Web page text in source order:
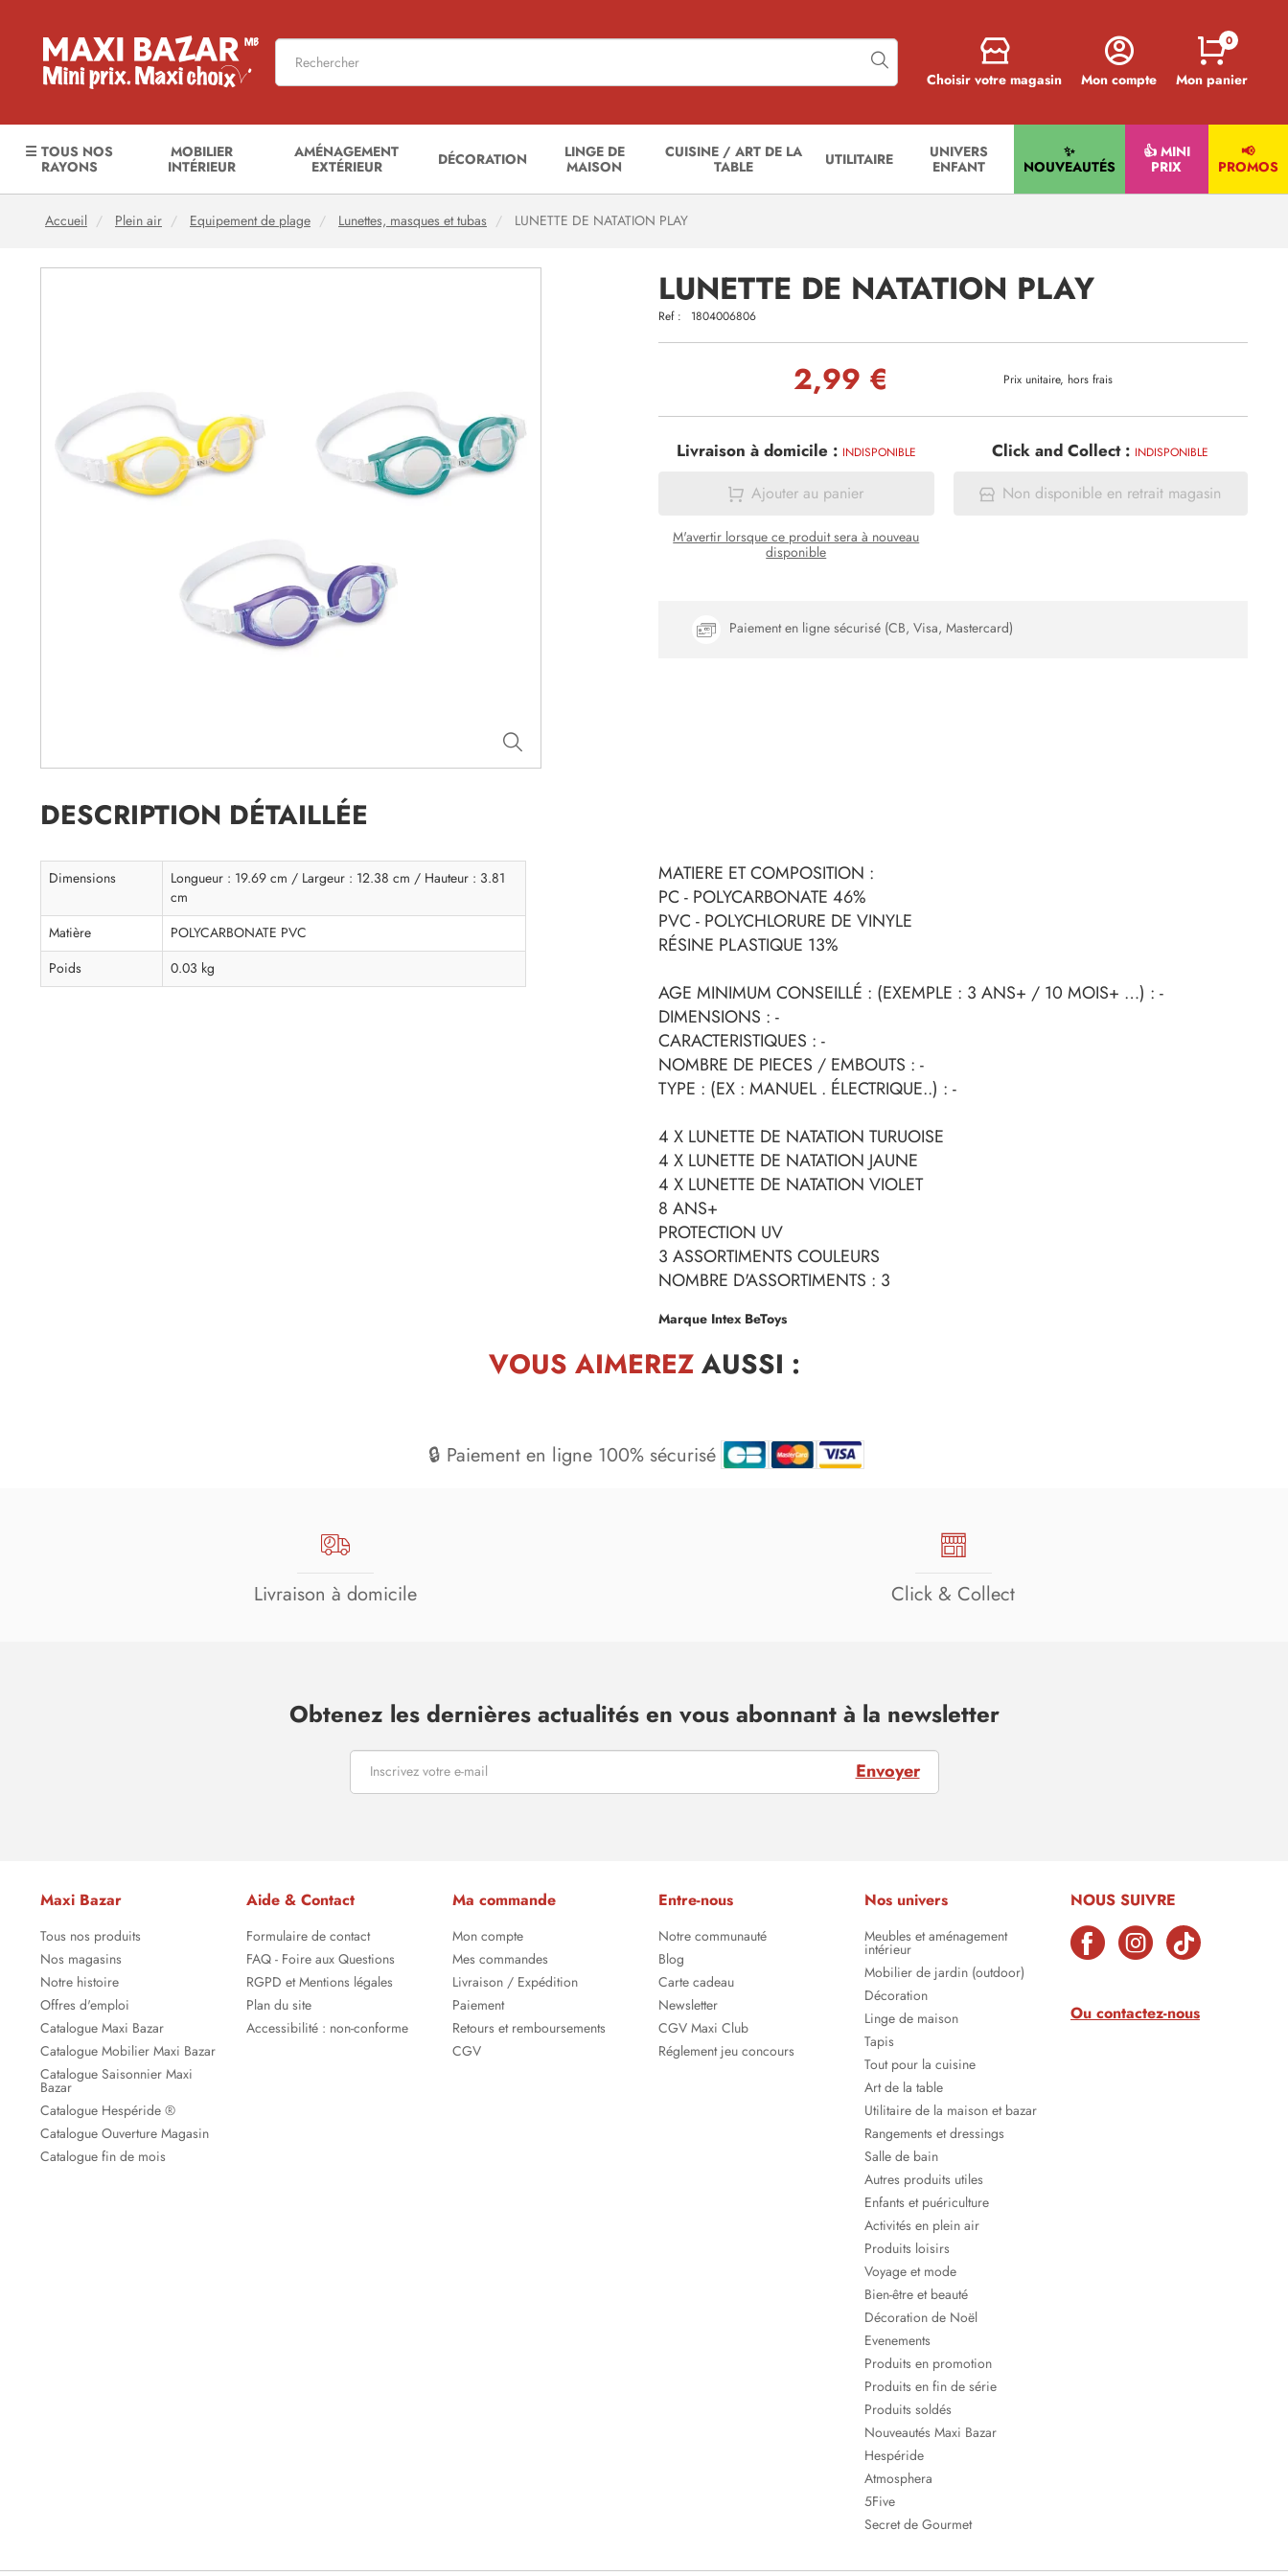
Choisir votre magasin Mon compte Mon panier
0
☰ TOUS NOS
RAYONS
MOBILIER
INTÉRIEUR
AMÉNAGEMENT
EXTÉRIEUR
DÉCORATION
LINGE DE
MAISON
CUISINE / ART DE LA
TABLE
UTILITAIRE
UNIVERS
ENFANT
✨
NOUVEAUTÉS
👍 MINI
PRIX
📢
PROMOS
Accueil Plein air Equipement de plage Lunettes, masques et tubas LUNETTE DE NATATION PLAY
LUNETTE DE NATATION PLAY
Ref : 1804006806
2,99 € Prix unitaire, hors frais
Livraison à domicile : INDISPONIBLE
Ajouter au panier
M'avertir lorsque ce produit sera à nouveau
disponible
Click and Collect : INDISPONIBLE
Non disponible en retrait magasin
Paiement en ligne sécurisé (CB, Visa, Mastercard)
DESCRIPTION DÉTAILLÉE
Dimensions
Longueur : 19.69 cm / Largeur : 12.38 cm / Hauteur : 3.81
cm
Matière
POLYCARBONATE PVC
Poids
0.03 kg
MATIERE ET COMPOSITION :
PC - POLYCARBONATE 46%
PVC - POLYCHLORURE DE VINYLE
RÉSINE PLASTIQUE 13%
AGE MINIMUM CONSEILLÉ : (EXEMPLE : 3 ANS+ / 10 MOIS+ …) : -
DIMENSIONS : -
CARACTERISTIQUES : -
NOMBRE DE PIECES / EMBOUTS : -
TYPE : (EX : MANUEL . ÉLECTRIQUE..) : -
4 X LUNETTE DE NATATION TURUOISE
4 X LUNETTE DE NATATION JAUNE
4 X LUNETTE DE NATATION VIOLET
8 ANS+
PROTECTION UV
3 ASSORTIMENTS COULEURS
NOMBRE D'ASSORTIMENTS : 3
Marque Intex BeToys
VOUS AIMEREZAUSSI :
🔒 Paiement en ligne 100% sécurisé
Livraison à domicile Click & Collect
Obtenez les dernières actualités en vous abonnant à la newsletter
Envoyer
Maxi Bazar
Tous nos produits
Nos magasins
Notre histoire
Offres d'emploi
Catalogue Maxi Bazar
Catalogue Mobilier Maxi Bazar
Catalogue Saisonnier Maxi
Bazar
Catalogue Hespéride ®
Catalogue Ouverture Magasin
Catalogue fin de mois
Aide & Contact
Formulaire de contact
FAQ - Foire aux Questions
RGPD et Mentions légales
Plan du site
Accessibilité : non-conforme
Ma commande
Mon compte
Mes commandes
Livraison / Expédition
Paiement
Retours et remboursements
CGV
Entre-nous
Notre communauté
Blog
Carte cadeau
Newsletter
CGV Maxi Club
Réglement jeu concours
Nos univers
Meubles et aménagement
intérieur
Mobilier de jardin (outdoor)
Décoration
Linge de maison
Tapis
Tout pour la cuisine
Art de la table
Utilitaire de la maison et bazar
Rangements et dressings
Salle de bain
Autres produits utiles
Enfants et puériculture
Activités en plein air
Produits loisirs
Voyage et mode
Bien-être et beauté
Décoration de Noël
Evenements
Produits en promotion
Produits en fin de série
Produits soldés
Nouveautés Maxi Bazar
Hespéride
Atmosphera
5Five
Secret de Gourmet
NOUS SUIVRE
Ou contactez-nous